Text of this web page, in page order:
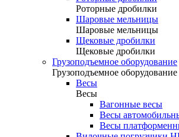
Роторные дробилки
Шаровые мельницы
Шаровые мельницы
Щековые дробилки
Щековые дробилки
Грузоподъемное оборудование
Грузоподъемное оборудование
Весы
Весы
Вагонные весы
Весы
Весы